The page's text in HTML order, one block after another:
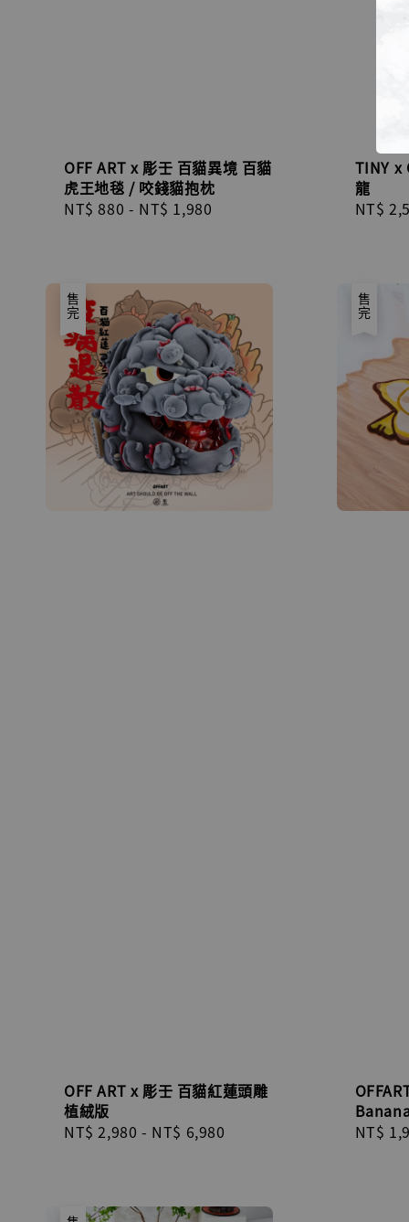
OFF ART x 彫壬 百貓異境 百貓
虎王地毯 / 咬錢貓抱枕
Regular
NT$ 880 - NT$ 1,980
TINY x
龍
NT$
售完
OFF ART x 彫壬 百貓紅蓮頭雕
植絨版
Regular
NT$ 2,980 - NT$ 6,980
售完
NT$